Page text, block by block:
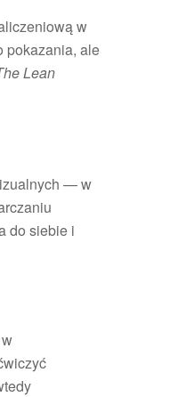
w
pokazania, ale
Lean
— w
do siebie i